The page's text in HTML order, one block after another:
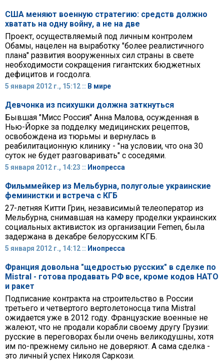
США меняют военную стратегию: средств должно
хватать на одну войну, а не на две
Проект, осуществляемый под личным контролем
Обамы, нацелен на выработку "более реалистичного
плана" развития вооруженных сил страны в свете
необходимости сокращения гигантских бюджетных
дефицитов и госдолга.
5 января 2012 г., 15:12 :: В мире
Девчонка из психушки должна заткнуться
Бывшая "Мисс Россия" Анна Малова, осужденная в
Нью-Йорке за подделку медицинских рецептов,
освобождена из тюрьмы и вернулась в
реабилитационную клинику - "на условии, что она 30
суток не будет разговаривать" с соседями.
5 января 2012 г., 14:23 :: Инопресса
Фильммейкер из Мельбурна, полуголые украинские
феминистки и встреча с КГБ
27-летняя Китти Грин, независимый телеоператор из
Мельбурна, снимавшая на камеру проделки украинских
социальных активисток из организации Femen, была
задержана в декабре белорусским КГБ.
5 января 2012 г., 14:12 :: Инопресса
Франция довольна "щедростью русских" в сделке по
Mistral - готова продавать РФ все, кроме кодов НАТО
и ракет
Подписание контракта на строительство в России
третьего и четвертого вертолетоносца типа Mistral
ожидается уже в 2012 году. Французские военные не
жалеют, что не продали корабли своему другу Грузии:
русские в переговорах были очень великодушны, хотя
им по-прежнему сильно не доверяют. А сама сделка -
это личный успех Николя Саркози.